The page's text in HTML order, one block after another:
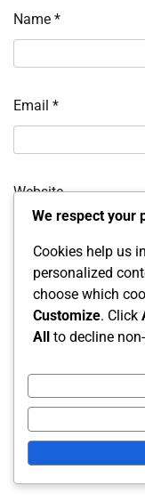
Name *
Email *
Website
Save my name,
the next time I
Links
We respect your
Cookies help us
personalized
choose which
Customize. Click
All to decline